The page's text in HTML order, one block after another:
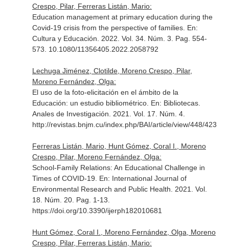
Crespo, Pilar, Ferreras Listán, Mario:
Education management at primary education during the
Covid-19 crisis from the perspective of families. En:
Cultura y Educación . 2022. Vol. 34. Núm. 3. Pag. 554-
573. 10.1080/11356405.2022.2058792
Lechuga Jiménez, Clotilde, Moreno Crespo, Pilar,
Moreno Fernández, Olga:
El uso de la foto-elicitación en el ámbito de la
Educación: un estudio bibliométrico. En: Bibliotecas.
Anales de Investigación . 2021. Vol. 17. Núm. 4.
http://revistas.bnjm.cu/index.php/BAI/article/view/448/423
Ferreras Listán, Mario, Hunt Gómez, Coral I., Moreno
Crespo, Pilar, Moreno Fernández, Olga:
School-Family Relations: An Educational Challenge in
Times of COVID-19. En: International Journal of
Environmental Research and Public Health . 2021. Vol.
18. Núm. 20. Pag. 1-13.
https://doi.org/10.3390/ijerph182010681
Hunt Gómez, Coral I., Moreno Fernández, Olga, Moreno
Crespo, Pilar, Ferreras Listán, Mario: